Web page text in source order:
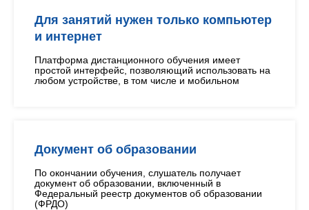
Для занятий нужен только компьютер
и интернет
Платформа дистанционного обучения имеет
простой интерфейс, позволяющий использовать на
любом устройстве, в том числе и мобильном
Документ об образовании
По окончании обучения, слушатель получает
документ об образовании, включенный в
Федеральный реестр документов об образовании
(ФРДО)